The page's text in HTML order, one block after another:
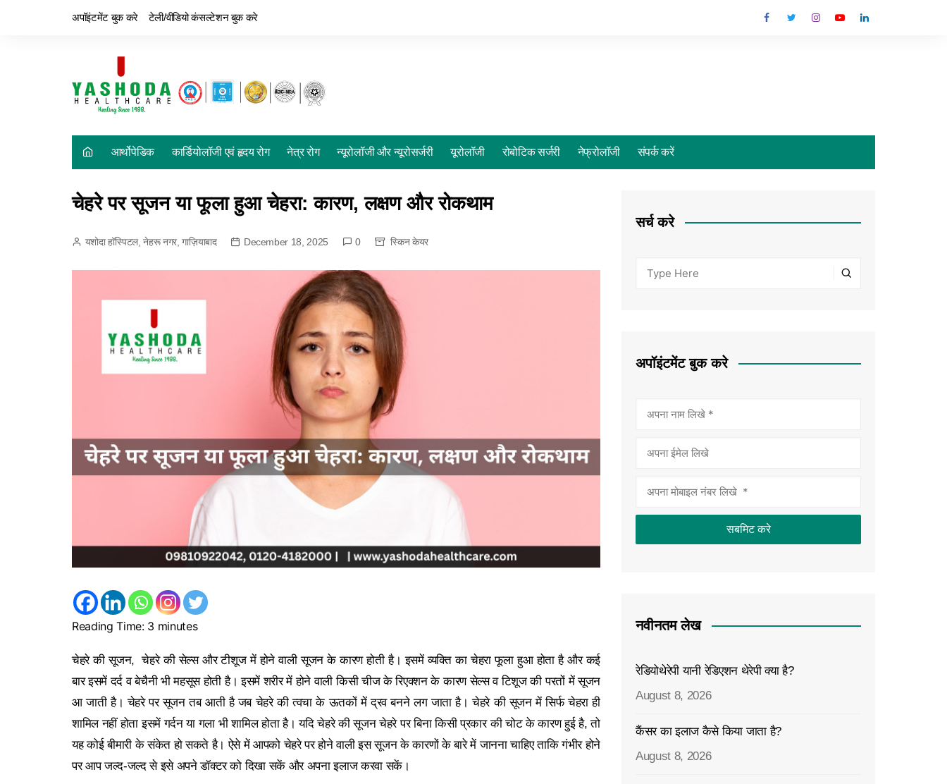
अपॉइंटमेंट बुक करे टेली/वीडियो कंसल्टेशन बुक करे
आर्थोपेडिक कार्डियोलॉजी एवं हृदय रोग नेत्र रोग न्यूरोलॉजी और न्यूरोसर्जरी यूरोलॉजी रोबोटिक सर्जरी नेफ्रोलॉजी संपर्क करें
चेहरे पर सूजन या फूला हुआ चेहरा: कारण, लक्षण और रोकथाम
यशोदा हॉस्पिटल, नेहरू नगर, गाज़ियाबाद December 18, 2025 0 स्किन केयर
Reading Time: 3 minutes
चेहरे की सूजन, चेहरे की सेल्स और टीशूज में होने वाली सूजन के कारण होती है। इसमें व्यक्ति का चेहरा फूला हुआ होता है और कई
बार इसमें दर्द व बेचैनी भी महसूस होती है। इसमें शरीर में होने वाली किसी चीज के रिएक्शन के कारण सेल्स व टिशूज की परतों में सूजन
आ जाती है। चेहरे पर सूजन तब आती है जब चेहरे की त्वचा के ऊतकों में द्रव बनने लग जाता है। चेहरे की सूजन में सिर्फ चेहरा ही
शामिल नहीं होता इसमें गर्दन या गला भी शामिल होता है। यदि चेहरे की सूजन चेहरे पर बिना किसी प्रकार की चोट के कारण हुई है, तो
यह कोई बीमारी के संकेत हो सकते है। ऐसे में आपको चेहरे पर होने वाली इस सूजन के कारणों के बारे में जानना चाहिए ताकि गंभीर होने
पर आप जल्द-जल्द से इसे अपने डॉक्टर को दिखा सकें और अपना इलाज करवा सकें।
सर्च करे
अपॉइंटमेंट बुक करे
नवीनतम लेख
रेडियोथेरेपी यानी रेडिएशन थेरेपी क्या है?
August 8, 2026
कैंसर का इलाज कैसे किया जाता है?
August 8, 2026